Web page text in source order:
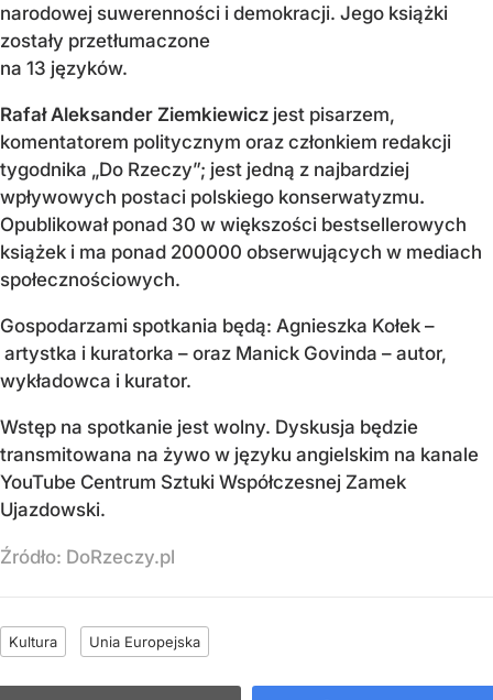
narodowej suwerenności i demokracji. Jego książki
zostały przetłumaczone
na 13 języków.
Rafał Aleksander Ziemkiewicz jest pisarzem,
komentatorem politycznym oraz członkiem redakcji
tygodnika „Do Rzeczy”; jest jedną z najbardziej
wpływowych postaci polskiego konserwatyzmu.
Opublikował ponad 30 w większości bestsellerowych
książek i ma ponad 200000 obserwujących w mediach
społecznościowych.
Gospodarzami spotkania będą: Agnieszka Kołek –
artystka i kuratorka – oraz Manick Govinda – autor,
wykładowca i kurator.
Wstęp na spotkanie jest wolny. Dyskusja będzie
transmitowana na żywo w języku angielskim na kanale
YouTube Centrum Sztuki Współczesnej Zamek
Ujazdowski.
Źródło: DoRzeczy.pl
Kultura Unia Europejska